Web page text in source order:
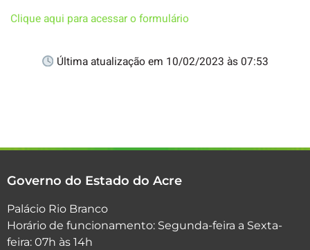
Clique aqui para acessar o formulário
Última atualização em 10/02/2023 às 07:53
Governo do Estado do Acre
Palácio Rio Branco
Horário de funcionamento: Segunda-feira a Sexta-
feira: 07h às 14h